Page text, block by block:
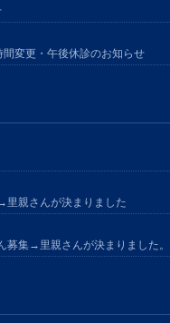
間変更・午後休診のお知らせ
親さんが決まりました
募集→里親さんが決まりました。